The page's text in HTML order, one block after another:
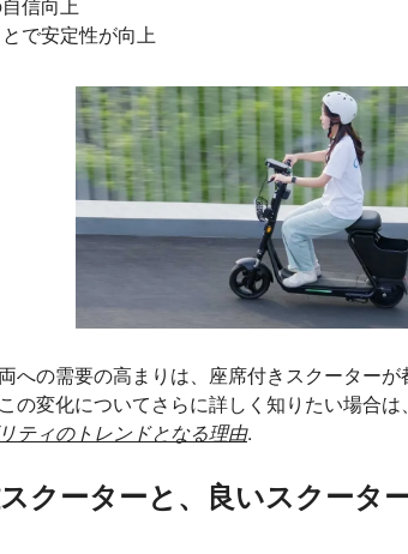
信向上
で安定性が向上
への需要の高まりは、座席付きスクーター
の変化についてさらに詳しく知りたい場合は
ティのトレンドとなる理由.
クーターと、良いスクータ